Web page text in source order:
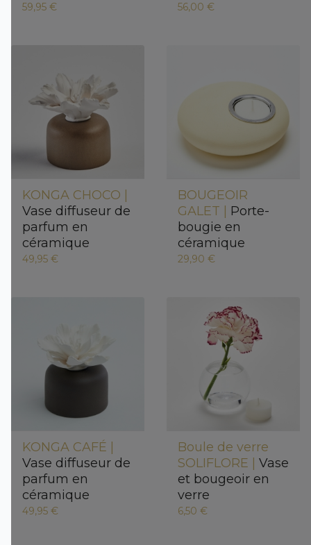
59,95 € 56,00 €
KONGA CHOCO |
Vase diffuseur de
parfum en
céramique
49,95 €
BOUGEOIR
GALET | Porte-
bougie en
céramique
29,90 €
KONGA CAFÉ |
Vase diffuseur de
parfum en
céramique
49,95 €
Boule de verre
SOLIFLORE | Vase
et bougeoir en
verre
6,50 €